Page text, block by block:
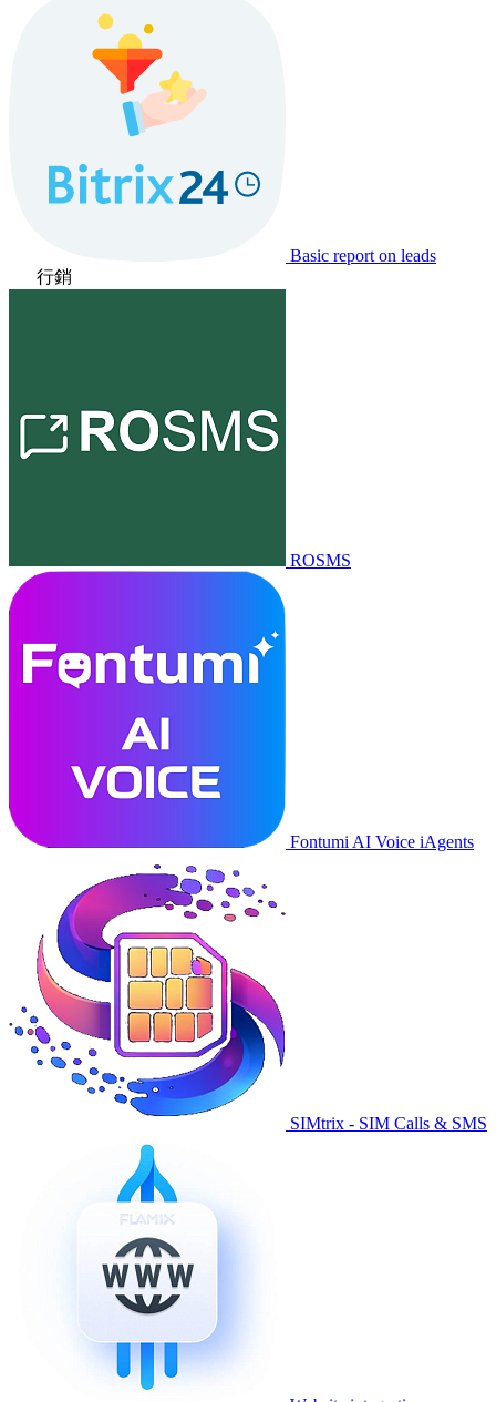
Basic report on leads
行銷
ROSMS
Fontumi AI Voice iAgents
SIMtrix - SIM Calls & SMS